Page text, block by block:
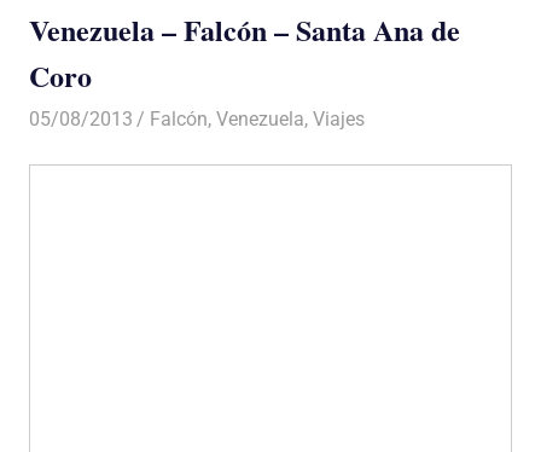
Venezuela – Falcón – Santa Ana de
Coro
05/08/2013 Luis Castellanos
Falcón,Venezuela,Viajes